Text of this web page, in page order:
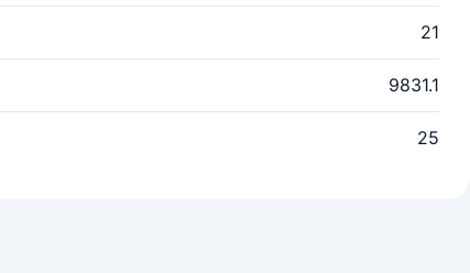
21
9831.1
25